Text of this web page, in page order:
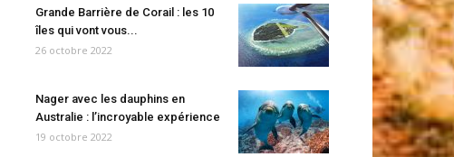
Grande Barrière de Corail : les 10
îles qui vont vous...
26 octobre 2022
Nager avec les dauphins en
Australie : l’incroyable expérience
19 octobre 2022